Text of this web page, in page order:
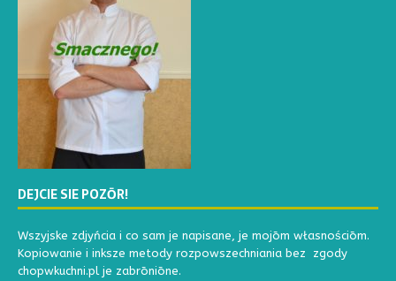
DEJCIE SIE POZŌR!
Wszyjske zdjyńcia i co sam je napisane, je mojōm własnościōm.
Kopiowanie i inksze metody rozpowszechniania bez zgody
chopwkuchni.pl je zabrōniōne.